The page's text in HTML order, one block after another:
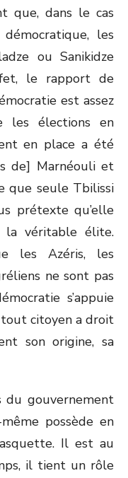
que, dans le cas
les
ou Sanikidze
le rapport de
est assez
les élections en
en place a été
de] Marnéouli et
que seule Tbilissi
prétexte qu’elle
la véritable élite.
les Azéris, les
ne sont pas
s’appuie
citoyen a droit
son origine, sa
du gouvernement
possède en
Il est au
il tient un rôle